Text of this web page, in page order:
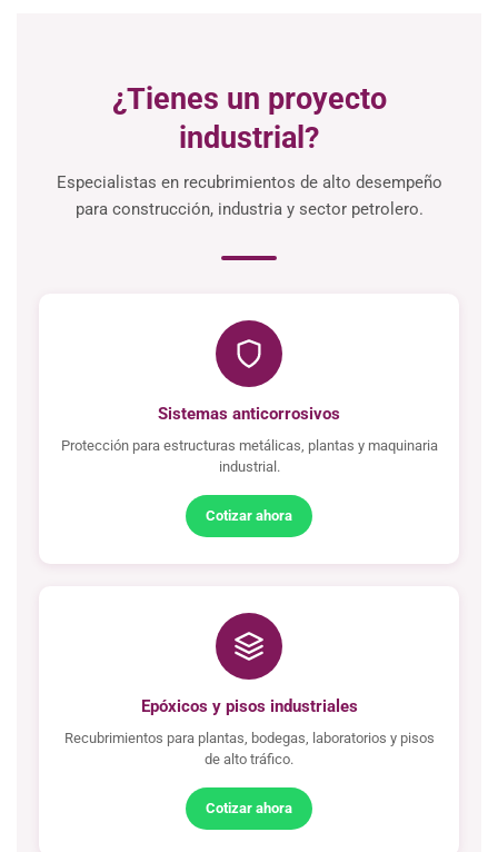
¿Tienes un proyecto
industrial?
Especialistas en recubrimientos de alto desempeño
para construcción, industria y sector petrolero.
Sistemas anticorrosivos
Protección para estructuras metálicas, plantas y maquinaria
industrial.
Cotizar ahora
Epóxicos y pisos industriales
Recubrimientos para plantas, bodegas, laboratorios y pisos
de alto tráfico.
Cotizar ahora